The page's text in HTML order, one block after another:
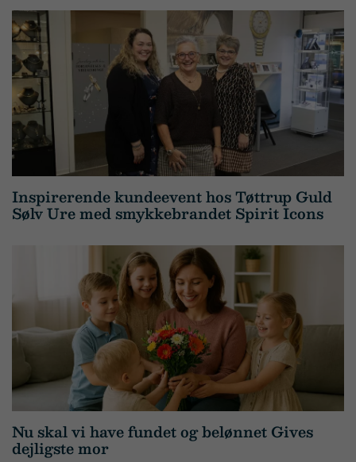
Inspirerende kundeevent hos Tøttrup Guld
Sølv Ure med smykkebrandet Spirit Icons
Nu skal vi have fundet og belønnet Gives
dejligste mor